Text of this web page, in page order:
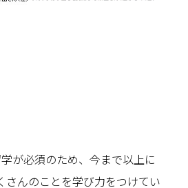
が必須のため、今まで以上に
さんのことを学び力をつけてい